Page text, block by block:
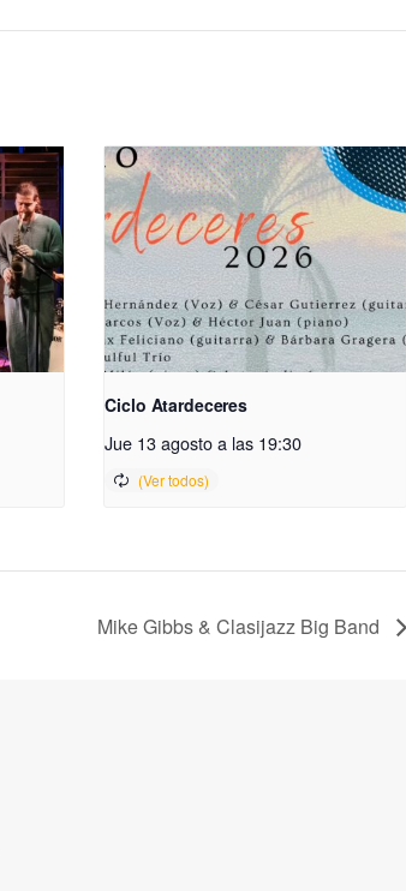
Ciclo Atardeceres
Jue 13 agosto a las 19:30
Mike Gibbs & Clasijazz Big Band